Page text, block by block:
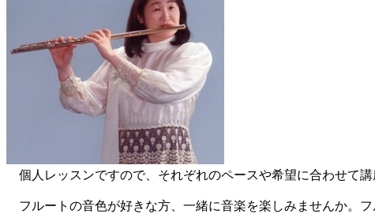
個人レッスンですので、それぞれのペースや希望に合わせて講
フルートの音色が好きな方、一緒に音楽を楽しみませんか。